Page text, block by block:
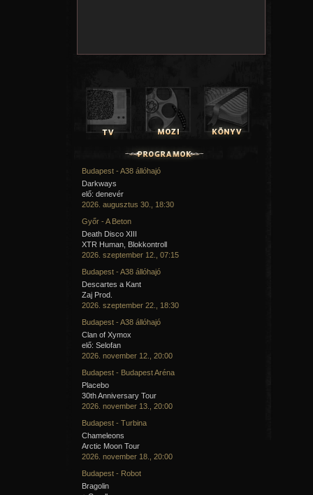
Budapest - A38 állóhajó
Darkways
elő: denevér
2026. augusztus 30., 18:30
Győr - A Beton
Death Disco XIII
XTR Human, Blokkontroll
2026. szeptember 12., 07:15
Budapest - A38 állóhajó
Descartes a Kant
Zaj Prod.
2026. szeptember 22., 18:30
Budapest - A38 állóhajó
Clan of Xymox
elő: Selofan
2026. november 12., 20:00
Budapest - Budapest Aréna
Placebo
30th Anniversary Tour
2026. november 13., 20:00
Budapest - Turbina
Chameleons
Arctic Moon Tour
2026. november 18., 20:00
Budapest - Robot
Bragolin